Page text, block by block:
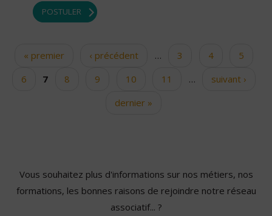
POSTULER
Pages« premier ‹ précédent … 3 4
5
6
7 8 9 10 11 …
suivant ›
dernier »
Vous souhaitez plus d'informations sur nos métiers, nos
formations, les bonnes raisons de rejoindre notre réseau
associatif... ?